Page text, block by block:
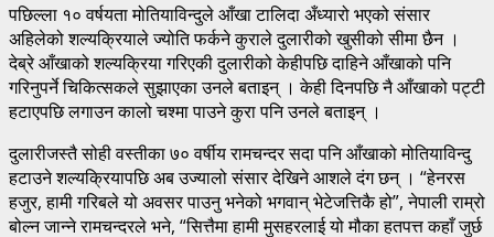
पछिल्ला १० वर्षयता मोतियाविन्दुले आँखा टालिदा अँध्यारो भएको संसार
अहिलेको शल्यक्रियाले ज्योति फर्कने कुराले दुलारीको खुसीको सीमा छैन ।
देब्रे आँखाको शल्यक्रिया गरिएकी दुलारीको केहीपछि दाहिने आँखाको पनि
गरिनुपर्ने चिकित्सकले सुझाएका उनले बताइन् । केही दिनपछि नै आँखाको पट्टी
हटाएपछि लगाउन कालो चश्मा पाउने कुरा पनि उनले बताइन् ।
दुलारीजस्तै सोही वस्तीका ७० वर्षीय रामचन्दर सदा पनि आँखाको मोतियाविन्दु
हटाउने शल्यक्रियापछि अब उज्यालो संसार देखिने आशले दंग छन् । “हेनरस
हजुर, हामी गरिबले यो अवसर पाउनु भनेको भगवान् भेटेजत्तिकै हो”, नेपाली राम्रो
बोल्न जान्ने रामचन्दरले भने, “सित्तैमा हामी मुसहरलाई यो मौका हतपत्त कहाँ जुर्छ